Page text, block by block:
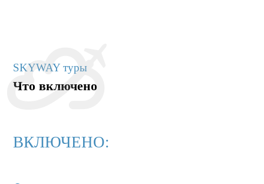
SKYWAY туры
Что включено
ВКЛЮЧЕНО: